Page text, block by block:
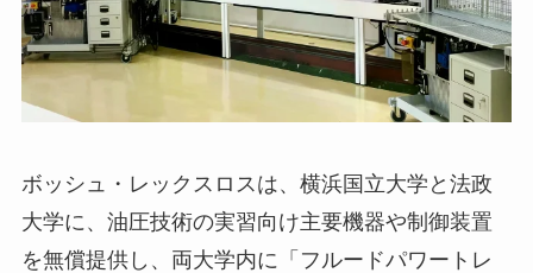
ボッシュ・レックスロスは、横浜国立大学と法政
大学に、油圧技術の実習向け主要機器や制御装置
を無償提供し、両大学内に「フルードパワートレ